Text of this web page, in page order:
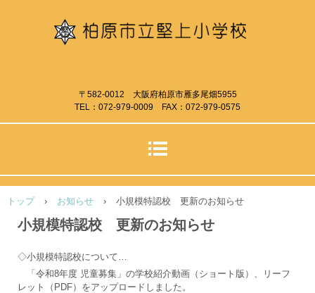
〒582-0012 大阪府柏原市雁多尾畑5955
TEL：072-979-0009 FAX：072-979-0575
トップ › お知らせ › 小規模特認校 更新のお知らせ
小規模特認校 更新のお知らせ
◇小規模特認校について…
「令和8年度 児童募集」の学校紹介動画（ショート版）、リーフ
レット（PDF）をアップロードしました。